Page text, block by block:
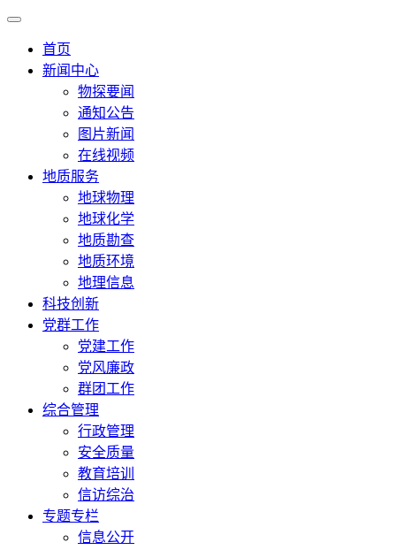
首页
新闻中心
物探要闻
通知公告
图片新闻
在线视频
地质服务
地球物理
地球化学
地质勘查
地质环境
地理信息
科技创新
党群工作
党建工作
党风廉政
群团工作
综合管理
行政管理
安全质量
教育培训
信访综治
专题专栏
信息公开